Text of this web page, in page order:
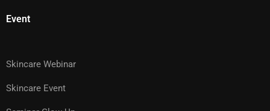
Event
Skincare Webinar
Skincare Event